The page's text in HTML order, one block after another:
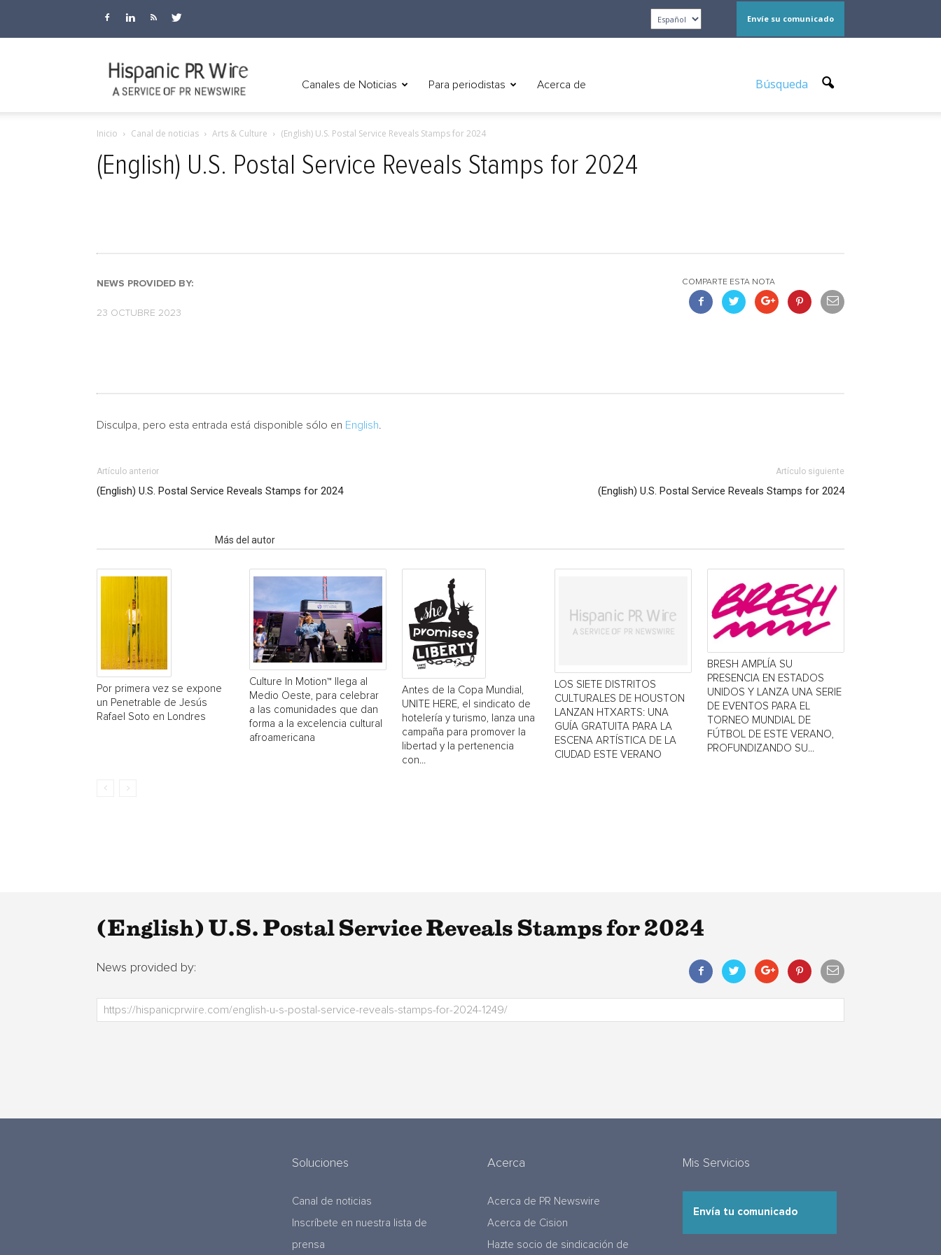
Envíe su comunicado
Canales de Noticias Para periodistas Acerca de Búsqueda
Inicio Canal de noticias Arts & Culture (English) U.S. Postal Service Reveals Stamps for 2024
(English) U.S. Postal Service Reveals Stamps for 2024
NEWS PROVIDED BY:
23 OCTUBRE 2023
COMPARTE ESTA NOTA
Disculpa, pero esta entrada está disponible sólo en English
Artículo anterior
(English) U.S. Postal Service Reveals Stamps for 2024
Artículo siguiente
(English) U.S. Postal Service Reveals Stamps for 2024
Más del autor
Por primera vez se expone
un Penetrable de Jesús
Rafael Soto en Londres
Culture In Motion™ llega al
Medio Oeste, para celebrar
a las comunidades que dan
forma a la excelencia cultural
afroamericana
Antes de la Copa Mundial,
UNITE HERE, el sindicato de
hotelería y turismo, lanza una
campaña para promover la
libertad y la pertenencia
con...
LOS SIETE DISTRITOS
CULTURALES DE HOUSTON
LANZAN HTXARTS: UNA
GUÍA GRATUITA PARA LA
ESCENA ARTÍSTICA DE LA
CIUDAD ESTE VERANO
BRESH AMPLÍA SU
PRESENCIA EN ESTADOS
UNIDOS Y LANZA UNA SERIE
DE EVENTOS PARA EL
TORNEO MUNDIAL DE
FÚTBOL DE ESTE VERANO,
PROFUNDIZANDO SU...
(English) U.S. Postal Service Reveals Stamps for 2024
News provided by:
Soluciones
Canal de noticias
Inscríbete en nuestra lista de
prensa
Acerca
Acerca de PR Newswire
Acerca de Cision
Hazte socio de sindicación de
Mis Servicios
Envía tu comunicado